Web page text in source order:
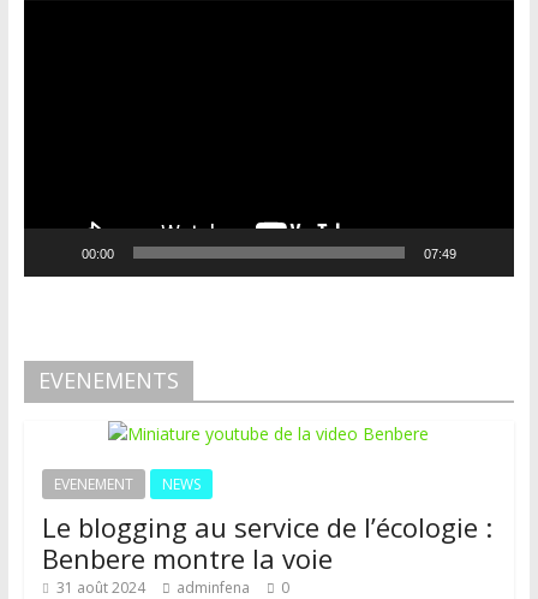
00:00 07:49
EVENEMENTS
EVENEMENT NEWS
Le blogging au service de l’écologie :
Benbere montre la voie
31 août 2024 adminfena 0